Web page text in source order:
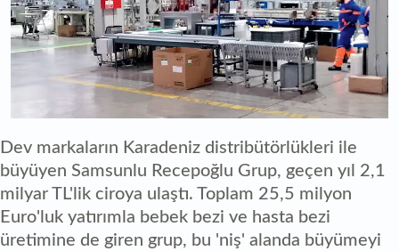
Dev markaların Karadeniz distribütörlükleri ile
büyüyen Samsunlu Recepoğlu Grup, geçen yıl 2,1
milyar TL'lik ciroya ulaştı. Toplam 25,5 milyon
Euro'luk yatırımla bebek bezi ve hasta bezi
üretimine de giren grup, bu 'niş' alanda büyümeyi